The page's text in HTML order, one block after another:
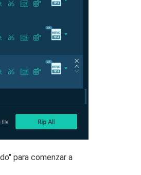
para comenzar a